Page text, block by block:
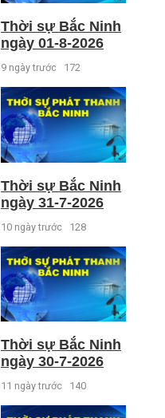
Thời sự Bắc Ninh
ngày 01-8-2026
9 ngày trước 172
Thời sự Bắc Ninh
ngày 31-7-2026
10 ngày trước 128
Thời sự Bắc Ninh
ngày 30-7-2026
11 ngày trước 140